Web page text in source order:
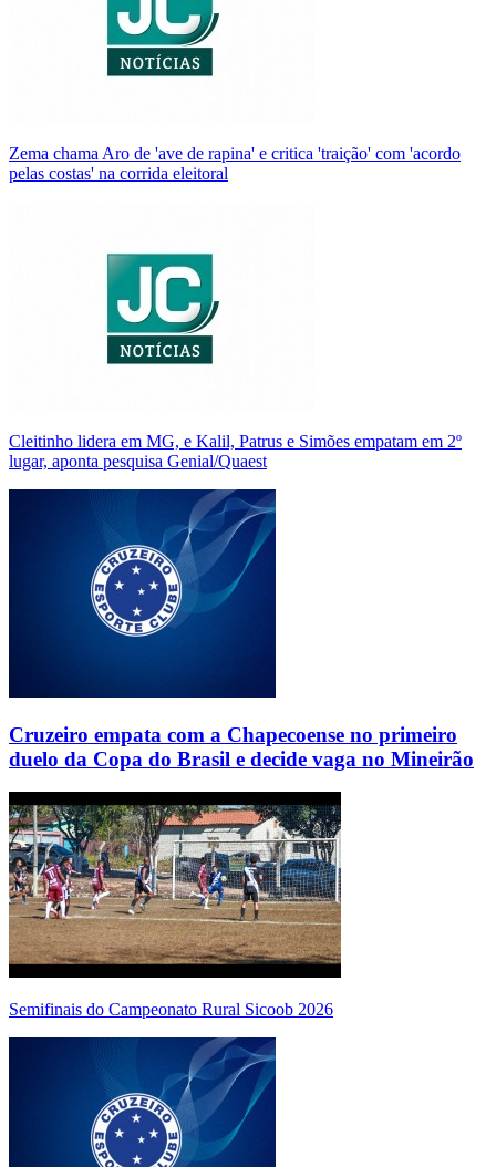
Zema chama Aro de 'ave de rapina' e critica 'traição' com 'acordo
pelas costas' na corrida eleitoral
Cleitinho lidera em MG, e Kalil, Patrus e Simões empatam em 2º
lugar, aponta pesquisa Genial/Quaest
Cruzeiro empata com a Chapecoense no primeiro
duelo da Copa do Brasil e decide vaga no Mineirão
Semifinais do Campeonato Rural Sicoob 2026